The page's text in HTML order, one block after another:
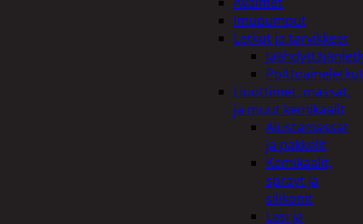
Imupumput
Letkut ja tarvikkeet
Polttoaineletkut
Liuottimet, massat,
ja muut kemikaalit
Alustamassat
ja pakkelit
Kemikaalit,
sprayt ja
silikonit
Lasi ja